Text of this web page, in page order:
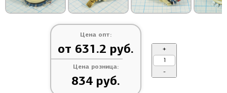
Цена опт:
от 631.2 руб.
Цена розница:
834 руб.
+
-